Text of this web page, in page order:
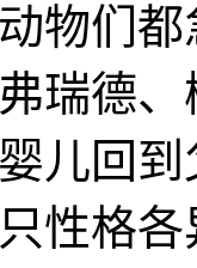
物们
瑞德
儿回
性格